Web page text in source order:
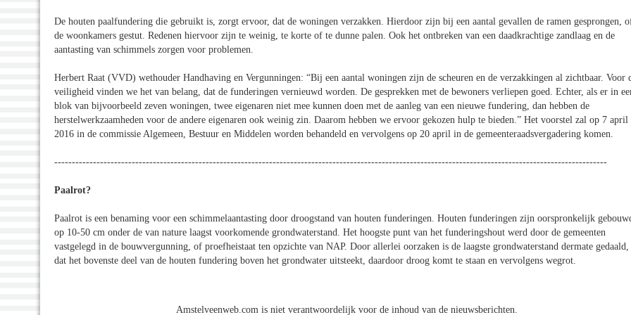
De houten paalfundering die gebruikt is, zorgt ervoor, dat de woningen verzakken. Hierdoor zijn bij een aantal gevallen de ramen gesprongen,
de woonkamers gestut. Redenen hiervoor zijn te weinig, te korte of te dunne palen. Ook het ontbreken van een daadkrachtige zandlaag en de
aantasting van schimmels zorgen voor problemen.
Herbert Raat (VVD) wethouder Handhaving en Vergunningen: “Bij een aantal woningen zijn de scheuren en de verzakkingen al zichtbaar. Voor
veiligheid vinden we het van belang, dat de funderingen vernieuwd worden. De gesprekken met de bewoners verliepen goed. Echter, als er in
blok van bijvoorbeeld zeven woningen, twee eigenaren niet mee kunnen doen met de aanleg van een nieuwe fundering, dan hebben de
herstelwerkzaamheden voor de andere eigenaren ook weinig zin. Daarom hebben we ervoor gekozen hulp te bieden.” Het voorstel zal op 7 april
2016 in de commissie Algemeen, Bestuur en Middelen worden behandeld en vervolgens op 20 april in de gemeenteraadsvergadering komen.
-------------------------------------------------------------------------------------------------------------------------------------------------------------
Paalrot?
Paalrot is een benaming voor een schimmelaantasting door droogstand van houten funderingen. Houten funderingen zijn oorspronkelijk
op 10-50 cm onder de van nature laagst voorkomende grondwaterstand. Het hoogste punt van het funderingshout werd door de gemeenten
vastgelegd in de bouwvergunning, of proefheistaat ten opzichte van NAP. Door allerlei oorzaken is de laagste grondwaterstand dermate gedaald,
dat het bovenste deel van de houten fundering boven het grondwater uitsteekt, daardoor droog komt te staan en vervolgens wegrot.
Amstelveenweb.com is niet verantwoordelijk voor de inhoud van de nieuwsberichten.